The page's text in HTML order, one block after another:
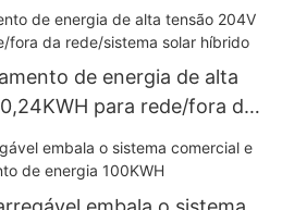
de energia de alta
para rede/fora da